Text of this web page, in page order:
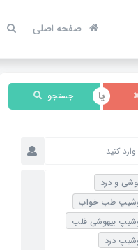
صفحه اصلی
جستجو
و درد
طب خواب
بیهوشی قلب
درد